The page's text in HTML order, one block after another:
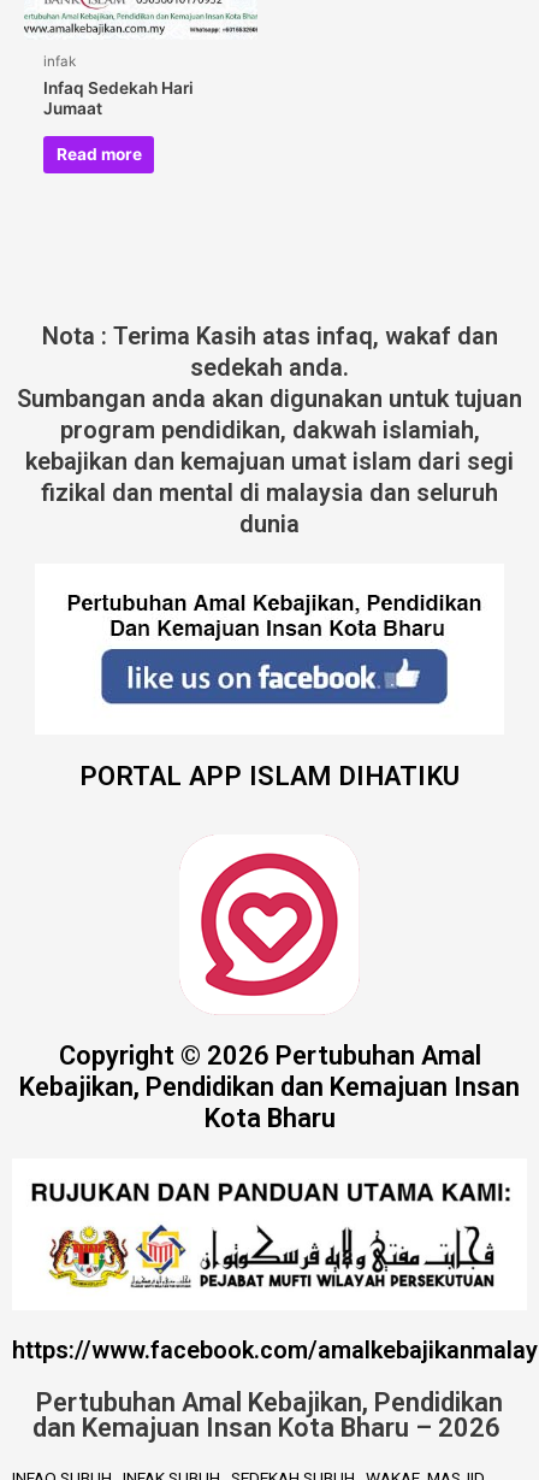
infak
Infaq Sedekah Hari
Jumaat
Read more
Nota : Terima Kasih atas infaq, wakaf dan
sedekah anda.
Sumbangan anda akan digunakan untuk tujuan
program pendidikan, dakwah islamiah,
kebajikan dan kemajuan umat islam dari segi
fizikal dan mental di malaysia dan seluruh
dunia
PORTAL APP ISLAM DIHATIKU
Copyright © 2026 Pertubuhan Amal
Kebajikan, Pendidikan dan Kemajuan Insan
Kota Bharu
https://www.facebook.com/
Pertubuhan Amal Kebajikan, Pendidikan
dan Kemajuan Insan Kota Bharu – 2026